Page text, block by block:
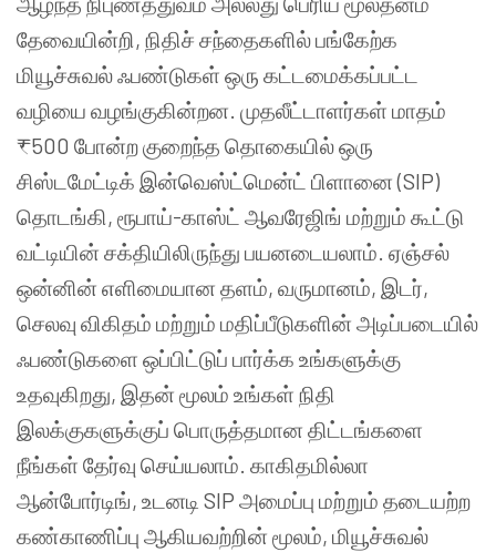
தேவையின்றி, நிதிச் சந்தைகளில் பங்கேற்க
மியூச்சுவல் ஃபண்டுகள் ஒரு கட்டமைக்கப்பட்ட
வழியை வழங்குகின்றன. முதலீட்டாளர்கள் மாதம்
₹500 போன்ற குறைந்த தொகையில் ஒரு
சிஸ்டமேட்டிக் இன்வெஸ்ட்மென்ட் பிளானை (SIP)
தொடங்கி, ரூபாய்-காஸ்ட் ஆவரேஜிங் மற்றும் கூட்டு
வட்டியின் சக்தியிலிருந்து பயனடையலாம். ஏஞ்சல்
ஒன்னின் எளிமையான தளம், வருமானம், இடர்,
செலவு விகிதம் மற்றும் மதிப்பீடுகளின் அடிப்படையில்
ஃபண்டுகளை ஒப்பிட்டுப் பார்க்க உங்களுக்கு
உதவுகிறது, இதன் மூலம் உங்கள் நிதி
இலக்குகளுக்குப் பொருத்தமான திட்டங்களை
நீங்கள் தேர்வு செய்யலாம். காகிதமில்லா
ஆன்போர்டிங், உடனடி SIP அமைப்பு மற்றும் தடையற்ற
கண்காணிப்பு ஆகியவற்றின் மூலம், மியூச்சுவல்